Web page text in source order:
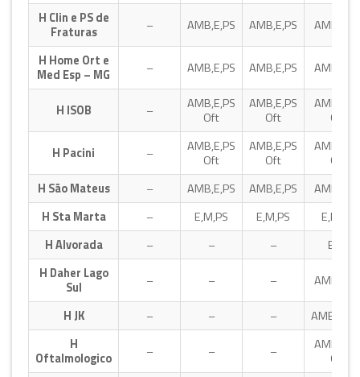
H Clin e PS de
Fraturas
– AMB,E,PS AMB,E,PS
H Home Ort e
Med Esp – MG
– AMB,E,PS AMB,E,PS
H ISOB –
AMB,E,PS
Oft
AMB,E,PS
Oft
Oft
H Pacini
–
AMB,E,PS
Oft
AMB,E,PS
Oft
Oft
H São Mateus
– AMB,E,PS AMB,E,PS
H Sta Marta
– E,M,PS E,M,PS
E,M,PS
H Alvorada
– – –
E,PS
H Daher Lago
Sul
– – –
H JK
– – –
H
Oftalmologico
– – –
Oft